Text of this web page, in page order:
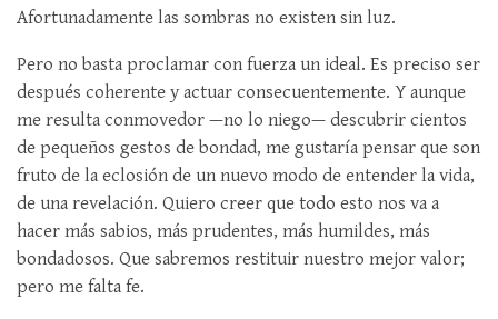
Afortunadamente las sombras no existen sin luz.
Pero no basta proclamar con fuerza un ideal. Es preciso ser
después coherente y actuar consecuentemente. Y aunque
me resulta conmovedor —no lo niego— descubrir cientos
de pequeños gestos de bondad, me gustaría pensar que son
fruto de la eclosión de un nuevo modo de entender la vida,
de una revelación. Quiero creer que todo esto nos va a
hacer más sabios, más prudentes, más humildes, más
bondadosos. Que sabremos restituir nuestro mejor valor;
pero me falta fe.